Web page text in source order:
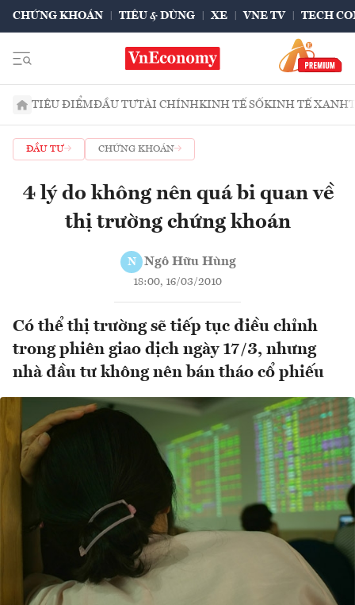
CHỨNG KHOÁN TIÊU & DÙNG XE VNE TV TECH
TIÊU ĐIỂMĐẦU TƯTÀI CHÍNHKINH TẾ SỐKINH TẾ XANH
ĐẦU TƯ CHỨNG KHOÁN
4 lý do không nên quá bi quan về
thị trường chứng khoán
N Ngô Hữu Hùng
18:00, 16/03/2010
Có thể thị trường sẽ tiếp tục điều chỉnh
trong phiên giao dịch ngày 17/3, nhưng
nhà đầu tư không nên bán tháo cổ phiếu